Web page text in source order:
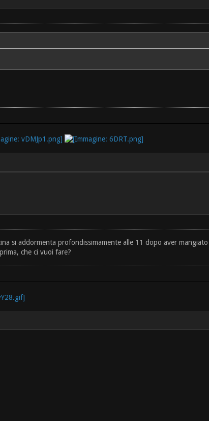
si addormenta profondissimamente alle 11 dopo aver
che ci vuoi fare?